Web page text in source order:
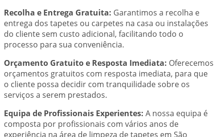
Recolha e Entrega Gratuita: Garantimos a recolha e
entrega dos tapetes ou carpetes na casa ou instalações
do cliente sem custo adicional, facilitando todo o
processo para sua conveniência.
Orçamento Gratuito e Resposta Imediata: Oferecemos
orçamentos gratuitos com resposta imediata, para que
o cliente possa decidir com tranquilidade sobre os
serviços a serem prestados.
Equipa de Profissionais Experientes: A nossa equipa é
composta por profissionais com vários anos de
experiência na área de limpeza de tapetes em São